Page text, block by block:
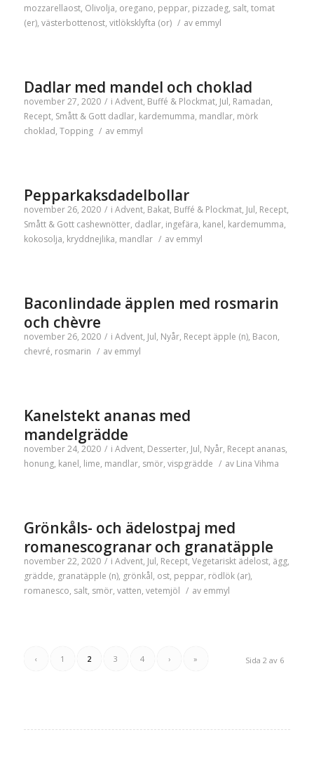
mozzarellaost, Olivolja, oregano, peppar, pizzadeg, salt, tomat
(er), västerbottenost, vitlöksklyfta (or) / av emmyl
Dadlar med mandel och choklad
november 27, 2020 / i Advent, Buffé & Plockmat, Jul, Ramadan,
Recept, Smått & Gott dadlar, kardemumma, mandlar, mörk
choklad, Topping / av emmyl
Pepparkaksdadelbollar
november 26, 2020 / i Advent, Bakat, Buffé & Plockmat, Jul, Recept,
Smått & Gott cashewnötter, dadlar, ingefära, kanel, kardemumma,
kokosolja, kryddnejlika, mandlar / av emmyl
Baconlindade äpplen med rosmarin
och chèvre
november 26, 2020 / i Advent, Jul, Nyår, Recept äpple (n), Bacon,
chevré, rosmarin / av emmyl
Kanelstekt ananas med
mandelgrädde
november 24, 2020 / i Advent, Desserter, Jul, Nyår, Recept ananas,
honung, kanel, lime, mandlar, smör, vispgrädde / av Lina Vihma
Grönkåls- och ädelostpaj med
romanescogranar och granatäpple
november 22, 2020 / i Advent, Jul, Recept, Vegetariskt ädelost, ägg,
grädde, granatäpple (n), grönkål, ost, peppar, rödlök (ar),
romanesco, salt, smör, vatten, vetemjöl / av emmyl
Sida 2 av 6
‹ 1 2 3 4 › »